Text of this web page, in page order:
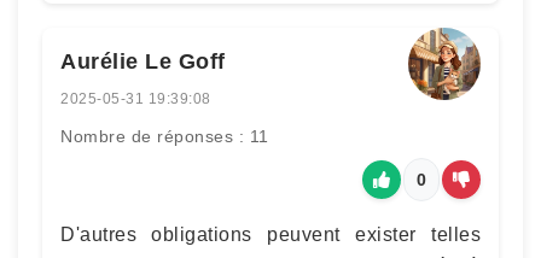
Aurélie Le Goff
2025-05-31 19:39:08
Nombre de réponses : 11
0
D'autres obligations peuvent exister telles